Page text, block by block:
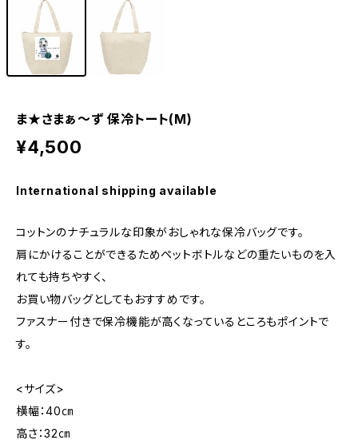
ま★さまぁ〜ず 保冷トート(M)
¥4,500
International shipping available
コットンのナチュラルな印象がおしゃれな保冷バッグです。
肩にかけることができるためペットボトルなどの重たいものを入
れても持ちやすく、
お買い物バッグとしてもおすすめです。
ファスナー付きで保冷機能が高くなっているところもポイントで
す。
<サイズ>
横幅：40㎝
高さ：32㎝